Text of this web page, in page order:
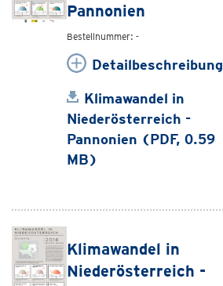
Pannonien
Bestellnummer: -
Detailbeschreibung
Klimawandel in
Niederösterreich -
Pannonien (PDF, 0.59
MB)
Klimawandel in
Niederösterreich -